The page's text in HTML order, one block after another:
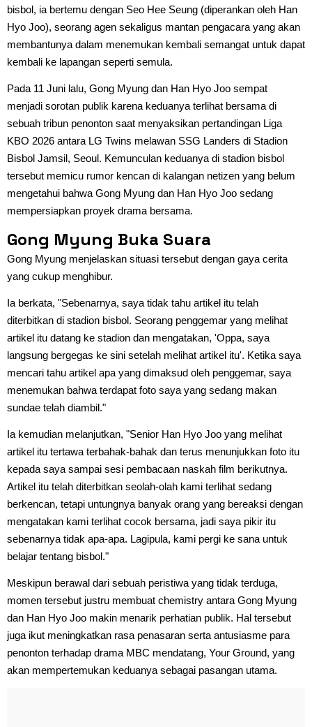
bisbol, ia bertemu dengan Seo Hee Seung (diperankan oleh Han
Hyo Joo), seorang agen sekaligus mantan pengacara yang akan
membantunya dalam menemukan kembali semangat untuk dapat
kembali ke lapangan seperti semula.
Pada 11 Juni lalu, Gong Myung dan Han Hyo Joo sempat
menjadi sorotan publik karena keduanya terlihat bersama di
sebuah tribun penonton saat menyaksikan pertandingan Liga
KBO 2026 antara LG Twins melawan SSG Landers di Stadion
Bisbol Jamsil, Seoul. Kemunculan keduanya di stadion bisbol
tersebut memicu rumor kencan di kalangan netizen yang belum
mengetahui bahwa Gong Myung dan Han Hyo Joo sedang
mempersiapkan proyek drama bersama.
Gong Myung Buka Suara
Gong Myung menjelaskan situasi tersebut dengan gaya cerita
yang cukup menghibur.
Ia berkata, "Sebenarnya, saya tidak tahu artikel itu telah
diterbitkan di stadion bisbol. Seorang penggemar yang melihat
artikel itu datang ke stadion dan mengatakan, 'Oppa, saya
langsung bergegas ke sini setelah melihat artikel itu'. Ketika saya
mencari tahu artikel apa yang dimaksud oleh penggemar, saya
menemukan bahwa terdapat foto saya yang sedang makan
sundae telah diambil."
Ia kemudian melanjutkan, "Senior Han Hyo Joo yang melihat
artikel itu tertawa terbahak-bahak dan terus menunjukkan foto itu
kepada saya sampai sesi pembacaan naskah film berikutnya.
Artikel itu telah diterbitkan seolah-olah kami terlihat sedang
berkencan, tetapi untungnya banyak orang yang bereaksi dengan
mengatakan kami terlihat cocok bersama, jadi saya pikir itu
sebenarnya tidak apa-apa. Lagipula, kami pergi ke sana untuk
belajar tentang bisbol."
Meskipun berawal dari sebuah peristiwa yang tidak terduga,
momen tersebut justru membuat chemistry antara Gong Myung
dan Han Hyo Joo makin menarik perhatian publik. Hal tersebut
juga ikut meningkatkan rasa penasaran serta antusiasme para
penonton terhadap drama MBC mendatang, Your Ground, yang
akan mempertemukan keduanya sebagai pasangan utama.